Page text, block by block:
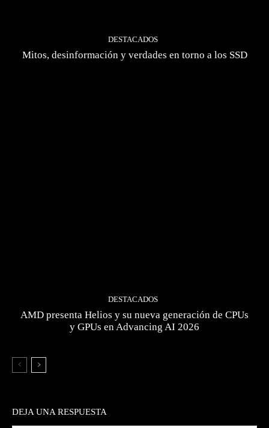
DESTACADOS
Mitos, desinformación y verdades en torno a los SSD
DESTACADOS
AMD presenta Helios y su nueva generación de CPUs
y GPUs en Advancing AI 2026
DEJA UNA RESPUESTA